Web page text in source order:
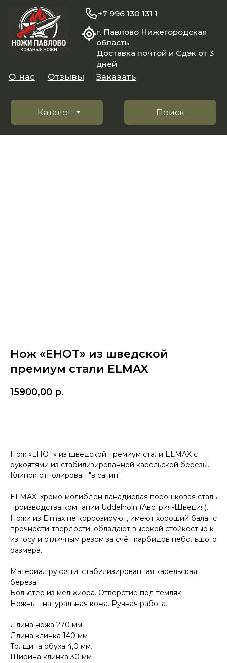
область
Доставка почтой и Сдэк от 3
Поиск
Каталог
Заказать
+7 996 130 131 1
Нож «ЕНОТ» из шведской
премиум стали ELMAX
15900,00 р.
Нож «ЕНОТ» из шведской премиум стали ELMAX с
рукоятями из стабилизированной карельской березы.
Клинок отполирован "в сатин".
ELMAX–хромо-молибден-ванадиевая порошковая сталь
производства компании Uddelholn (Австрия-Швеция).
Ножи из Elmax не коррозируют, имеют хороший баланс
прочности-твёрдости, обладают высокой стойкостью к
износу и отличным резом за счёт карбидов небольшого
размера.
Материал рукояти: стабилизированная карельская
береза.
Больстер из мельхиора. Отверстие под темляк.
Ножны - натуральная кожа. Ручная работа.
Длина ножа 270 мм
Длина клинка 140 мм
Толщина обуха 4,0 мм.
Ширина клинка 30 мм
КОНТАКТЫ
Консультации по телефону и онлайн.
нашу продукцию. Позвоните нам или
оставьте запрос на звонок менеджера
для консультации
Адрес:"НОЖИ ПАВЛОВО", 606104,
ул. Восточная, 3Б (самовывоз), г. Павлово,